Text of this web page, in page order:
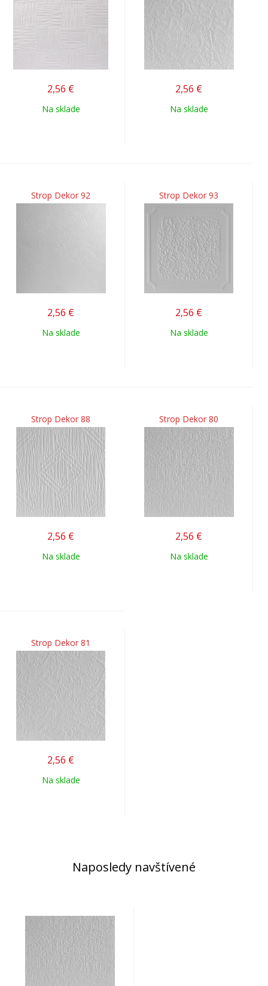
2,56 €
Na sklade
2,56 €
Na sklade
Strop Dekor 92
2,56 €
Na sklade
Strop Dekor 93
2,56 €
Na sklade
Strop Dekor 88
2,56 €
Na sklade
Strop Dekor 80
2,56 €
Na sklade
Strop Dekor 81
2,56 €
Na sklade
Naposledy navštívené